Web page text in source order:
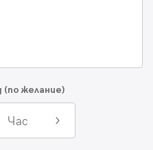
(по желание)
Час